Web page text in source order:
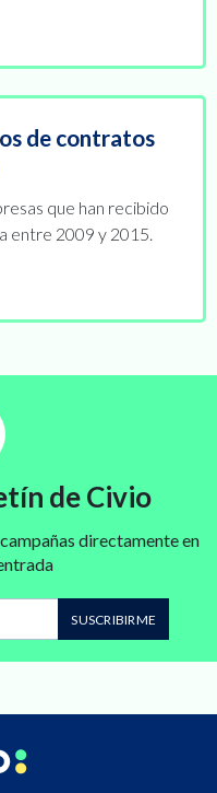
de contratos
que han recibido
entre 2009 y 2015.
de Civio
directamente en
SUSCRIBIRME